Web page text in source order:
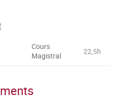
Cours
Magistral
22,5h